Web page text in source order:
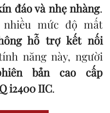
đáo và nhẹ nhàng.
mức độ mất
hỗ trợ kết nối
năng này, người
bản cao cấp
i2400 IIC.